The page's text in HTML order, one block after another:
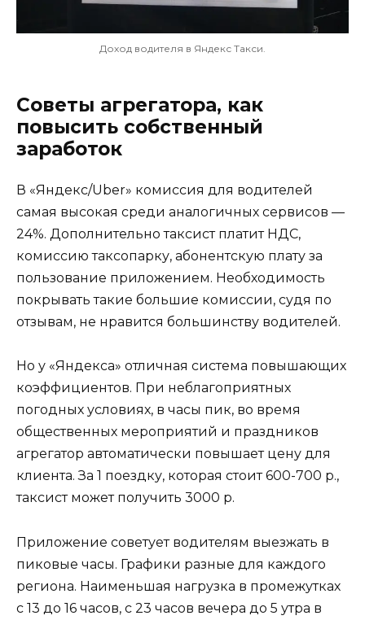
Доход водителя в Яндекс Такси.
Советы агрегатора, как
повысить собственный
заработок
В «Яндекс/Uber» комиссия для водителей
самая высокая среди аналогичных сервисов —
24%. Дополнительно таксист платит НДС,
комиссию таксопарку, абонентскую плату за
пользование приложением. Необходимость
покрывать такие большие комиссии, судя по
отзывам, не нравится большинству водителей.
Но у «Яндекса» отличная система повышающих
коэффициентов. При неблагоприятных
погодных условиях, в часы пик, во время
общественных мероприятий и праздников
агрегатор автоматически повышает цену для
клиента. За 1 поездку, которая стоит 600-700 р.,
таксист может получить 3000 р.
Приложение советует водителям выезжать в
пиковые часы. Графики разные для каждого
региона. Наименьшая нагрузка в промежутках
с 13 до 16 часов, с 23 часов вечера до 5 утра в